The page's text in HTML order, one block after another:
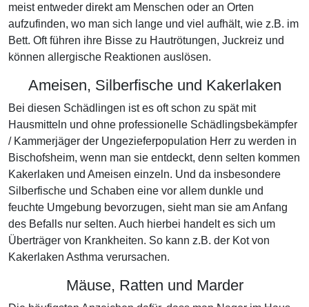
meist entweder direkt am Menschen oder an Orten
aufzufinden, wo man sich lange und viel aufhält, wie z.B. im
Bett. Oft führen ihre Bisse zu Hautrötungen, Juckreiz und
können allergische Reaktionen auslösen.
Ameisen, Silberfische und Kakerlaken
Bei diesen Schädlingen ist es oft schon zu spät mit
Hausmitteln und ohne professionelle Schädlingsbekämpfer
/ Kammerjäger der Ungezieferpopulation Herr zu werden in
Bischofsheim, wenn man sie entdeckt, denn selten kommen
Kakerlaken und Ameisen einzeln. Und da insbesondere
Silberfische und Schaben eine vor allem dunkle und
feuchte Umgebung bevorzugen, sieht man sie am Anfang
des Befalls nur selten. Auch hierbei handelt es sich um
Überträger von Krankheiten. So kann z.B. der Kot von
Kakerlaken Asthma verursachen.
Mäuse, Ratten und Marder